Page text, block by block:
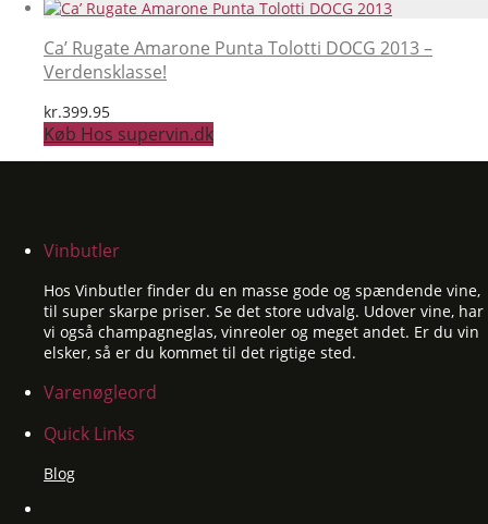
Ca’ Rugate Amarone Punta Tolotti DOCG 2013 –
Verdensklasse!
kr.399.95
Køb Hos supervin.dk
Vinbutler
Hos Vinbutler finder du en masse gode og spændende vine,
til super skarpe priser. Se det store udvalg. Udover vine, har
vi også champagneglas, vinreoler og meget andet. Er du vin
elsker, så er du kommet til det rigtige sted.
Varenøgleord
Quick Links
Blog